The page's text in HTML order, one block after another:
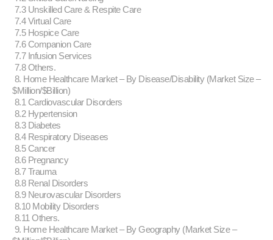
7.3 Unskilled Care & Respite Care
7.4 Virtual Care
7.5 Hospice Care
7.6 Companion Care
7.7 Infusion Services
7.8 Others.
8. Home Healthcare Market – By Disease/Disability (Market Size –
$Million/$Billion)
8.1 Cardiovascular Disorders
8.2 Hypertension
8.3 Diabetes
8.4 Respiratory Diseases
8.5 Cancer
8.6 Pregnancy
8.7 Trauma
8.8 Renal Disorders
8.9 Neurovascular Disorders
8.10 Mobility Disorders
8.11 Others.
9. Home Healthcare Market – By Geography (Market Size –